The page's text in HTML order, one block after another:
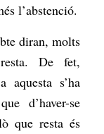
l’abstenció.
diran, molts
De fet,
aquesta s’ha
d’haver-se
que resta és